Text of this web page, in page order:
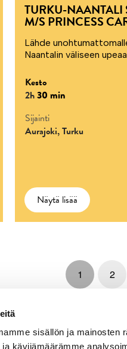
sisällön ja mainosten
kävijämäärämme
TURKU-NAANTALI
M/S PRINCESS
Lähde
Naantalin väliseen
Kesto
2h30 min
Sijainti
Aurajoki, Turku
Näytä lisää
1 2